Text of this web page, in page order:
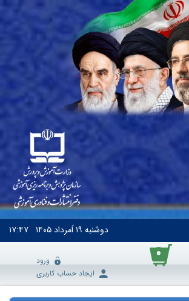
دوشنبه ۱۹ اَمرداد ۱۴۰۵ ۱۷:۴۷
۰
ورود
ایجاد حساب کاربری